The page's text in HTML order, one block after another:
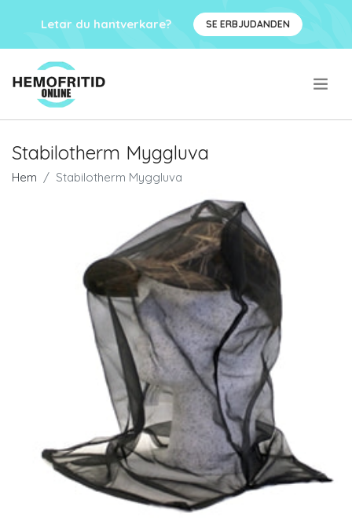
Letar du hantverkare? SE ERBJUDANDEN
Stabilotherm Myggluva
Hem Stabilotherm Myggluva